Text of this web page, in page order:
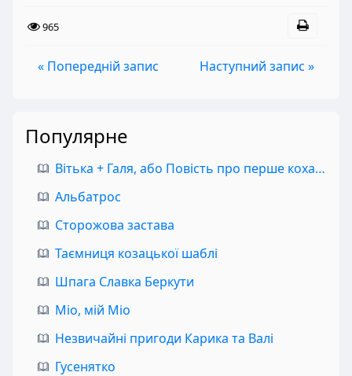
965
« Попередній запис Наступний запис »
Популярне
Вітька + Галя, або Повість про перше кохання
Альбатрос
Сторожова застава
Таємниця козацької шаблі
Шпага Славка Беркути
Міо, мій Міо
Незвичайні пригоди Карика та Валі
Гусенятко